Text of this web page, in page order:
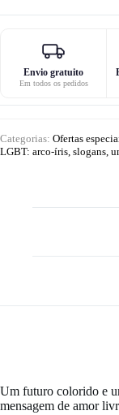
Envio gratuito
Em todos os pedidos
Categorias: Ofertas
LGBT: arco-íris, slogans,
Um futuro colorido e
mensagem de amor